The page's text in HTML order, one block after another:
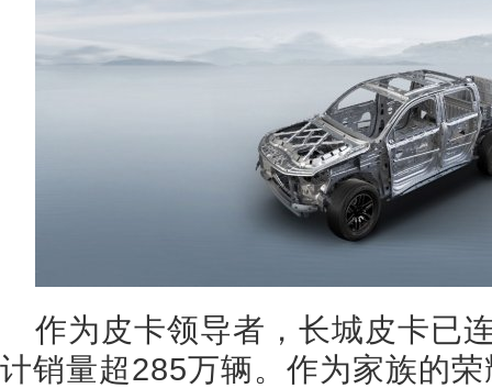
作为皮卡领导者，长城皮卡已
计销量超285万辆。作为家族的